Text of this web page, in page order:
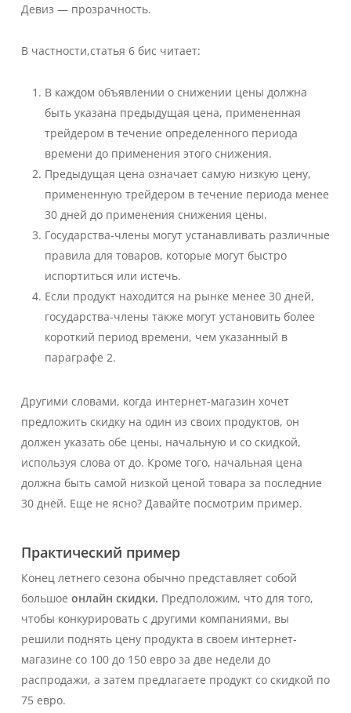
Девиз — прозрачность.
В частности,статья 6 бис читает:
В каждом объявлении о снижении цены должна
быть указана предыдущая цена, примененная
трейдером в течение определенного периода
времени до применения этого снижения.
Предыдущая цена означает самую низкую цену,
примененную трейдером в течение периода менее
30 дней до применения снижения цены.
Государства-члены могут устанавливать различные
правила для товаров, которые могут быстро
испортиться или истечь.
Если продукт находится на рынке менее 30 дней,
государства-члены также могут установить более
короткий период времени, чем указанный в
параграфе 2.
Другими словами, когда интернет-магазин хочет
предложить скидку на один из своих продуктов, он
должен указать обе цены, начальную и со скидкой,
используя слова от до. Кроме того, начальная цена
должна быть самой низкой ценой товара за последние
30 дней. Еще не ясно? Давайте посмотрим пример.
Практический пример
Конец летнего сезона обычно представляет собой
большое онлайн скидки. Предположим, что для того,
чтобы конкурировать с другими компаниями, вы
решили поднять цену продукта в своем интернет-
магазине со 100 до 150 евро за две недели до
распродажи, а затем предлагаете продукт со скидкой по
75 евро.